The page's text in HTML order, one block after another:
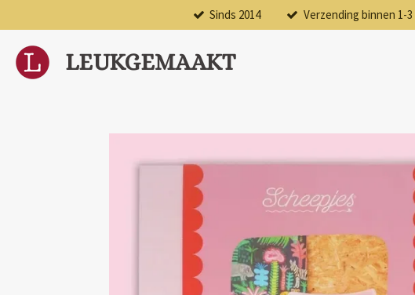
direct
naar
de
Sinds 2014 Verzending binnen 1-
LEUKGEMAAKT